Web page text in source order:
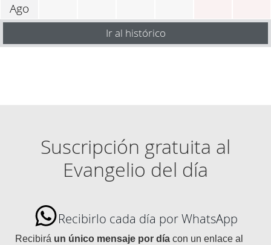
Ago
Ir al histórico
Suscripción gratuita al
Evangelio del día
Recibirlo cada día por WhatsApp
Recibirá un único mensaje por día con un enlace al